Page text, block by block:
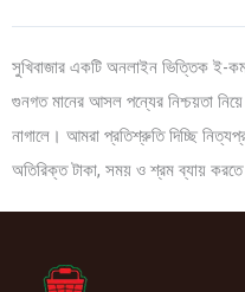
সুখিবাজার একটি অনলাইন ভিত্তিক ই-
গুনগত মানের আসল পন্যের নিশ্চয়তা
নাগালে। আমরা প্রতিশ্রুতি দিচ্ছি
অতিরিক্ত টাকা, সময় ও শ্রম ব্যায়